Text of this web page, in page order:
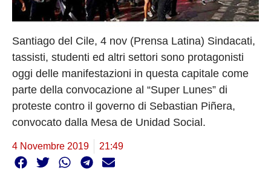
Santiago del Cile, 4 nov (Prensa Latina) Sindacati,
tassisti, studenti ed altri settori sono protagonisti
oggi delle manifestazioni in questa capitale come
parte della convocazione al “Super Lunes” di
proteste contro il governo di Sebastian Piñera,
convocato dalla Mesa de Unidad Social.
4 Novembre 2019 21:49